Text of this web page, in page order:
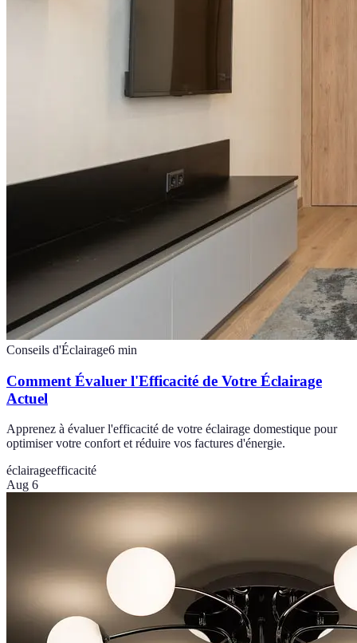
Conseils d'Éclairage6 min
Comment Évaluer l'Efficacité de Votre Éclairage
Actuel
Apprenez à évaluer l'efficacité de votre éclairage domestique pour
optimiser votre confort et réduire vos factures d'énergie.
éclairageefficacité
Aug 6